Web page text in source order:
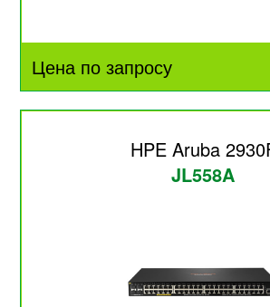
Цена по запросу
HPE Aruba
JL558A